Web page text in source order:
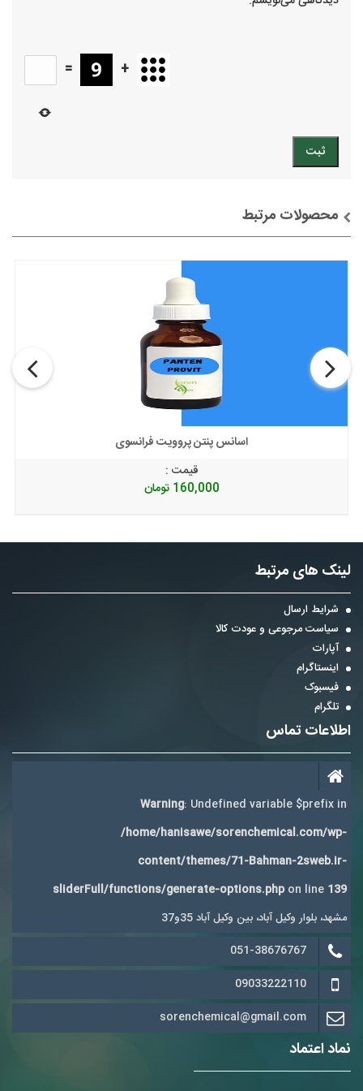
+
=
محصولات مرتبط
توضیحات + خرید
اسانس پنتن پروویت فرانسوی
قیمت :
160,000 تومان
لینک های مرتبط
شرایط ارسال
سیاست مرجوعی و عودت کالا
آپارات
اینستاگرام
فیسبوک
تلگرام
اطلاعات تماس
Warning: Undefined variable $prefix in
/home/hanisawe/sorenchemical.com/wp-
content/themes/71-Bahman-2sweb.ir-
sliderFull/functions/generate-options.php on line 139
مشهد، بلوار وکیل آباد، بین وکیل آباد 35و37
051-38676767
09033222110
sorenchemical@gmail.com
نماد اعتماد